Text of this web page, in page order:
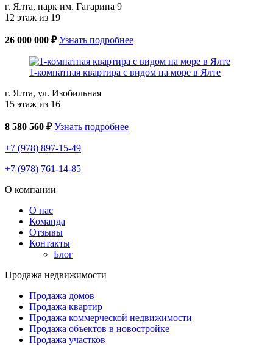
г. Ялта, парк им. Гагарина 9
12 этаж из 19
26 000 000 ₽ Узнать подробнее
1-комнатная квартира с видом на море в Ялте
г. Ялта, ул. Изобильная
15 этаж из 16
8 580 560 ₽ Узнать подробнее
+7 (978) 897-15-49
+7 (978) 761-14-85
О компании
О нас
Команда
Отзывы
Контакты
Блог
Продажа недвижимости
Продажа домов
Продажа квартир
Продажа коммерческой недвижимости
Продажа объектов в новостройке
Продажа участков